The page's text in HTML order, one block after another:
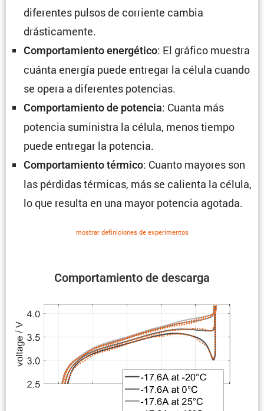
Compor­ta­miento de descarga
diferentes pulsos de corriente cambia
drásticamente.
Compor­ta­miento energé­tico: El gráfico muestra
cuánta energía puede entregar la célula cuando
se opera a diferentes potencias.
Compor­ta­miento de potencia: Cuanta más
potencia suministra la célula, menos tiempo
puede entregar la potencia.
Compor­ta­miento térmico: Cuanto mayores son
las pérdidas térmicas, más se calienta la célula,
lo que resulta en una mayor potencia agotada.
mostrar defini­ciones de experi­mentos